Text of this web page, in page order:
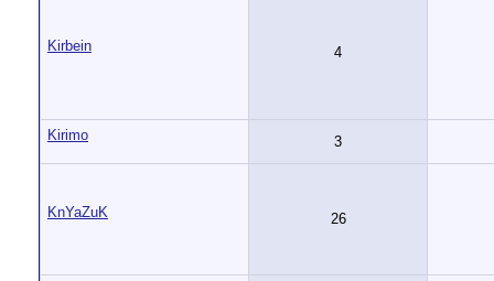
Kirbein 4
Kirimo 3
KnYaZuK 26